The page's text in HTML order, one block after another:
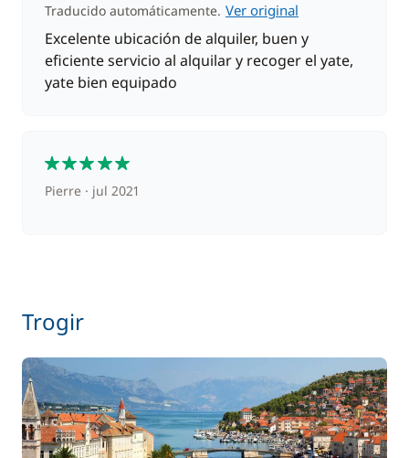
Traducido automáticamente. Ver original
Excelente ubicación de alquiler, buen y
eficiente servicio al alquilar y recoger el yate,
yate bien equipado
Pierre jul 2021
Trogir